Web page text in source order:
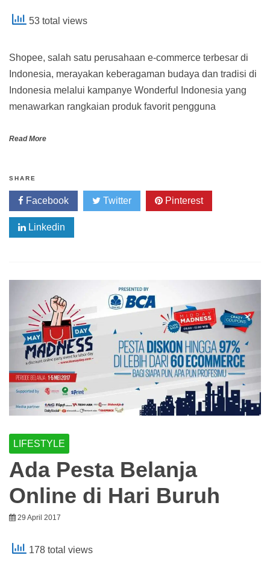
53 total views
Shopee, salah satu perusahaan e-commerce terbesar di
Indonesia, merayakan keberagaman budaya dan tradisi di
Indonesia melalui kampanye Wonderful Indonesia yang
menawarkan rangkaian produk favorit pengguna
Read More
SHARE
Facebook Twitter Pinterest
Linkedin
LIFESTYLE
Ada Pesta Belanja
Online di Hari Buruh
29 April 2017
178 total views